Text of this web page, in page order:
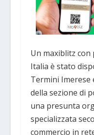
Un maxiblitz
Italia è stato
Termini
della sezione di
una presunta
specializzata
commercio in